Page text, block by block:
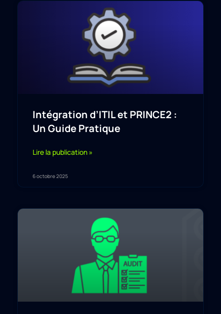
Intégration d’ITIL et PRINCE2 :
Un Guide Pratique
Lire la publication »
6 octobre 2025